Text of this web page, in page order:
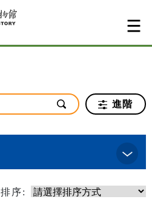
進階
排序: